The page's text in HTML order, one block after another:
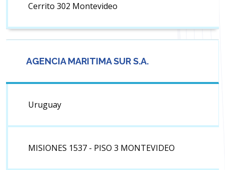
Cerrito 302 Montevideo
AGENCIA MARITIMA SUR S.A.
Uruguay
MISIONES 1537 - PISO 3 MONTEVIDEO